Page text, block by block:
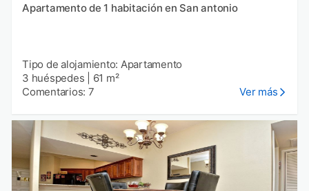
Apartamento de 1 habitación en San antonio
Tipo de alojamiento: Apartamento
3 huéspedes
61 m²
Comentarios: 7
Ver más